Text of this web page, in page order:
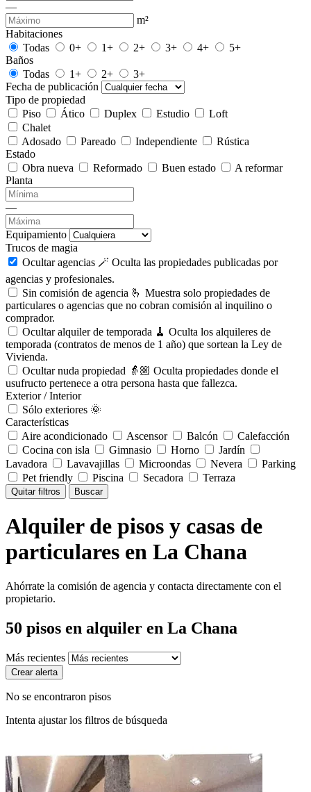
—
m²
Habitaciones
Todas
0+ 1+ 2+ 3+ 4+
5+
Baños
Todas
1+ 2+
3+
Fecha de publicación
Tipo de propiedad
Piso
Ático Duplex Estudio
Loft
Chalet
Adosado
Pareado Independiente
Rústica
Estado
Obra nueva
Reformado Buen estado
A reformar
Planta
—
Equipamiento
Trucos de magia
Ocultar agencias 🪄 Oculta las propiedades publicadas por
agencias y profesionales.
Sin comisión de agencia 🫰 Muestra solo propiedades de
particulares o agencias que no cobran comisión al inquilino o
comprador.
Ocultar alquiler de temporada 🧹 Oculta los alquileres de
temporada (contratos de menos de 1 año) que sortean la Ley de
Vivienda.
Ocultar nuda propiedad 👵🏼 Oculta propiedades donde el
usufructo pertenece a otra persona hasta que fallezca.
Exterior / Interior
Sólo exteriores 🌞
Características
Aire acondicionado
Ascensor Balcón
Calefacción
Cocina con isla
Gimnasio Horno
Jardín
Lavadora
Lavavajillas Microondas Nevera
Parking
Pet friendly
Piscina Secadora Terraza
Quitar filtros Buscar
Alquiler de pisos y casas de
particulares en La Chana
Ahórrate la comisión de agencia y contacta directamente con el
propietario.
50 pisos en alquiler en La Chana
Más recientes
Crear alerta
No se encontraron pisos
Intenta ajustar los filtros de búsqueda